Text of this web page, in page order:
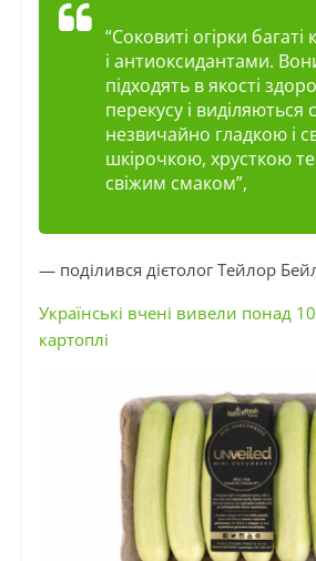
“Соковиті огірки
і антиоксидантами.
підходять в якості
перекусу і виділяються
незвичайно гладкою і
шкірочкою, хрусткою
свіжим смаком”,
— поділився дієтолог Тейлор
Українські вчені вивели понад
картоплі